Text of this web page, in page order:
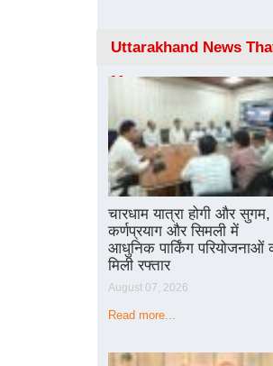
Uttarakhand News
Matters
चारधाम यात्रा होगी और सुगम,
कर्णप्रयाग और सिमली में
आधुनिक पार्किंग परियोजनाओं
मिली रफ्तार
August 07, 2026
Read more...